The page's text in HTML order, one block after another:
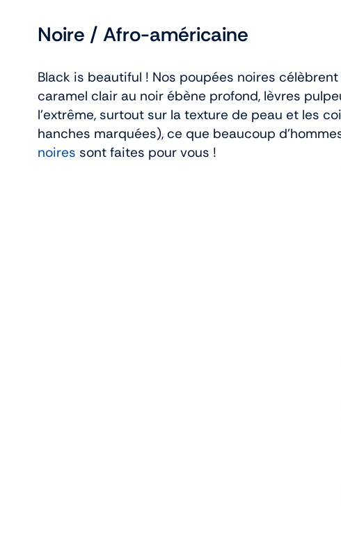
Noire / Afro-américaine
Black is beautiful ! Nos poupées noires
caramel clair au noir ébène profond, lèvres
l’extrême, surtout sur la texture de peau et les
hanches marquées), ce que beaucoup
noires sont faites pour vous !